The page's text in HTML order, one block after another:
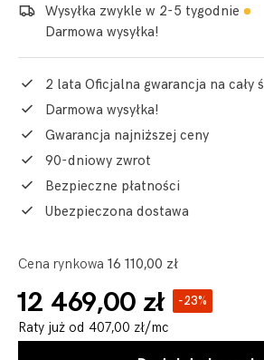
Wysyłka zwykle w 2-5 tygodnie
Darmowa wysyłka!
2 lata Oficjalna gwarancja na cały
Darmowa wysyłka!
Gwarancja najniższej ceny
90-dniowy zwrot
Bezpieczne płatności
Ubezpieczona dostawa
Cena rynkowa 16 110,00 zł
12 469,00 zł -23%
Raty już od 407,00 zł/mc